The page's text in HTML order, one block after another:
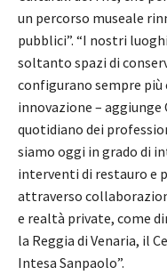
un percorso museale
pubblici”. “I nostri
soltanto spazi di
configurano sempre
innovazione – aggiunge
quotidiano dei
siamo oggi in grado di
interventi di restauro e
attraverso
e realtà private, come
la Reggia di Venaria, il
Intesa Sanpaolo”.